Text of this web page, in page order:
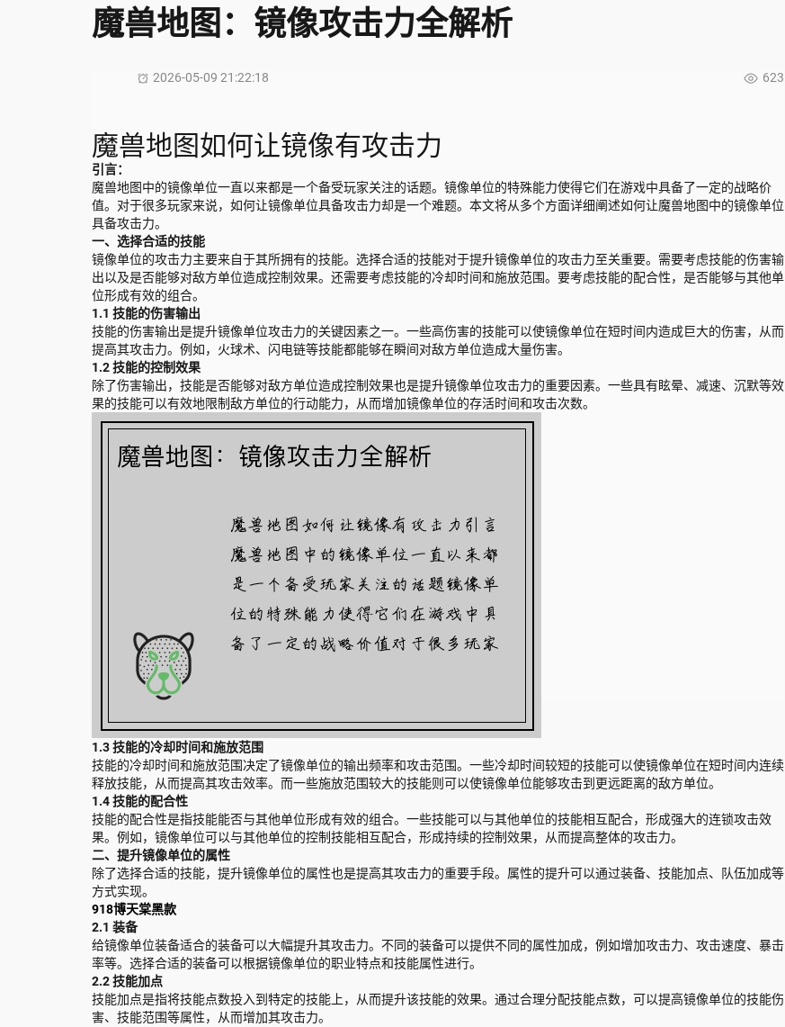
魔兽地图：镜像攻击力全解析
2026-05-09 21:22:18 623
魔兽地图如何让镜像有攻击力
引言：
魔兽地图中的镜像单位一直以来都是一个备受玩家关注的话题。镜像单位的特殊能力使得它们在游戏中具备了一定的战略价
值。对于很多玩家来说，如何让镜像单位具备攻击力却是一个难题。本文将从多个方面详细阐述如何让魔兽地图中的镜像单位
具备攻击力。
一、选择合适的技能
镜像单位的攻击力主要来自于其所拥有的技能。选择合适的技能对于提升镜像单位的攻击力至关重要。需要考虑技能的伤害输
出以及是否能够对敌方单位造成控制效果。还需要考虑技能的冷却时间和施放范围。要考虑技能的配合性，是否能够与其他单
位形成有效的组合。
1.1 技能的伤害输出
技能的伤害输出是提升镜像单位攻击力的关键因素之一。一些高伤害的技能可以使镜像单位在短时间内造成巨大的伤害，从而
提高其攻击力。例如，火球术、闪电链等技能都能够在瞬间对敌方单位造成大量伤害。
1.2 技能的控制效果
除了伤害输出，技能是否能够对敌方单位造成控制效果也是提升镜像单位攻击力的重要因素。一些具有眩晕、减速、沉默等效
果的技能可以有效地限制敌方单位的行动能力，从而增加镜像单位的存活时间和攻击次数。
1.3 技能的冷却时间和施放范围
技能的冷却时间和施放范围决定了镜像单位的输出频率和攻击范围。一些冷却时间较短的技能可以使镜像单位在短时间内连续
释放技能，从而提高其攻击效率。而一些施放范围较大的技能则可以使镜像单位能够攻击到更远距离的敌方单位。
1.4 技能的配合性
技能的配合性是指技能能否与其他单位形成有效的组合。一些技能可以与其他单位的技能相互配合，形成强大的连锁攻击效
果。例如，镜像单位可以与其他单位的控制技能相互配合，形成持续的控制效果，从而提高整体的攻击力。
二、提升镜像单位的属性
除了选择合适的技能，提升镜像单位的属性也是提高其攻击力的重要手段。属性的提升可以通过装备、技能加点、队伍加成等
方式实现。
918博天棠黑款
2.1 装备
给镜像单位装备适合的装备可以大幅提升其攻击力。不同的装备可以提供不同的属性加成，例如增加攻击力、攻击速度、暴击
率等。选择合适的装备可以根据镜像单位的职业特点和技能属性进行。
2.2 技能加点
技能加点是指将技能点数投入到特定的技能上，从而提升该技能的效果。通过合理分配技能点数，可以提高镜像单位的技能伤
害、技能范围等属性，从而增加其攻击力。